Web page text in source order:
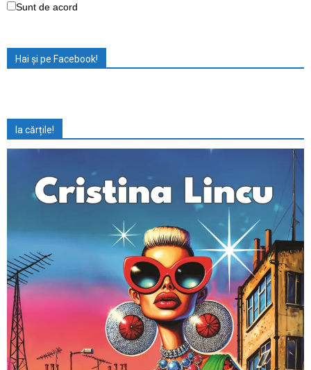
Sunt de acord
Hai și pe Facebook!
Ia cărțile!